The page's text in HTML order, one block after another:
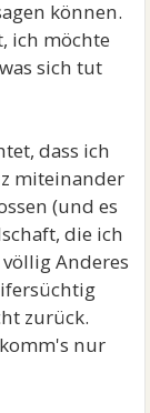
können.
ich möchte
sich tut
dass ich
miteinander
(und es
die ich
Anderes
zurück.
nur